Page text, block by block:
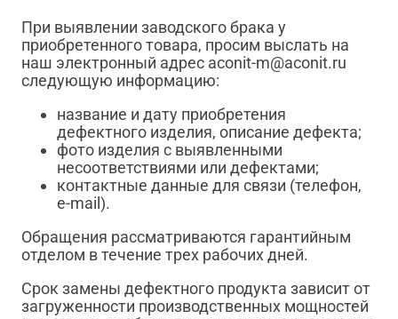
При выявлении заводского брака у
приобретенного товара, просим выслать на
наш электронный адрес aconit-m@aconit.ru
следующую информацию:
название и дату приобретения
дефектного изделия, описание дефекта;
фото изделия с выявленными
несоответствиями или дефектами;
контактные данные для связи (телефон,
e-mail).
Обращения рассматриваются гарантийным
отделом в течение трех рабочих дней.
Срок замены дефектного продукта зависит от
загруженности производственных мощностей